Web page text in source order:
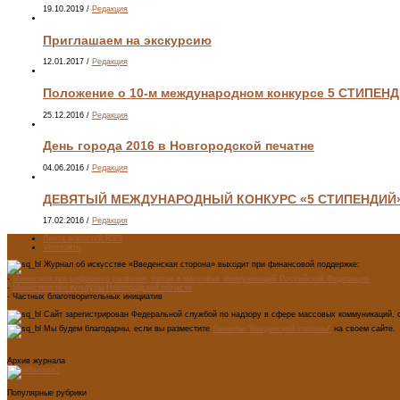
19.10.2019 / Редакция
Приглашаем на экскурсию
12.01.2017 / Редакция
Положение о 10-м международном конкурсе 5
25.12.2016 / Редакция
День города 2016 в Новгородской печатне
04.06.2016 / Редакция
ДЕВЯТЫЙ МЕЖДУНАРОДНЫЙ КОНКУРС «5
17.02.2016 / Редакция
Лента новостей RSS
Vkontakte
Журнал об искусстве «Введенская сторона» выходит при финансовой поддержке:
- Министерства цифрового развития, связи и массовых коммуникаций Российской Федерации
- Министерство культуры Новгородской области
- Частных благотворительных инициатив
Сайт зарегистрирован Федеральной службой по надзору в сфере массовых
Мы будем благодарны, если вы разместите баннеры "Введенской стороны" на своем сайте.
Архив журнала
Популярные рубрики